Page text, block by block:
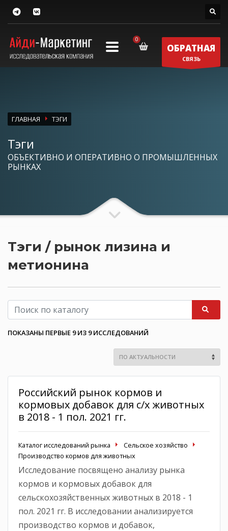
ОБРАТНАЯ
СВЯЗЬ
ГЛАВНАЯ ТЭГИ
Тэги
ОБЪЕКТИВНО И ОПЕРАТИВНО О ПРОМЫШЛЕННЫХ
РЫНКАХ
Тэги / рынок лизина и
метионина
ПОКАЗАНЫ ПЕРВЫЕ 9 ИЗ 9 ИССЛЕДОВАНИЙ
Российский рынок кормов и
кормовых добавок для с/х животных
в 2018 - 1 пол. 2021 гг.
Каталог исследований рынка
Сельское хозяйство
Производство кормов для животных
Исследование посвящено анализу рынка
кормов и кормовых добавок для
сельскохозяйственных животных в 2018 - 1
пол. 2021 гг. В исследовании анализируется
производство кормов и добавок,